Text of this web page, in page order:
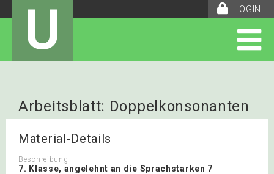
LOGIN
U
Arbeitsblatt: Doppelkonsonanten
Regel Lernkontrolle
Material-Details
Beschreibung
7. Klasse, angelehnt an die Sprachstarken 7